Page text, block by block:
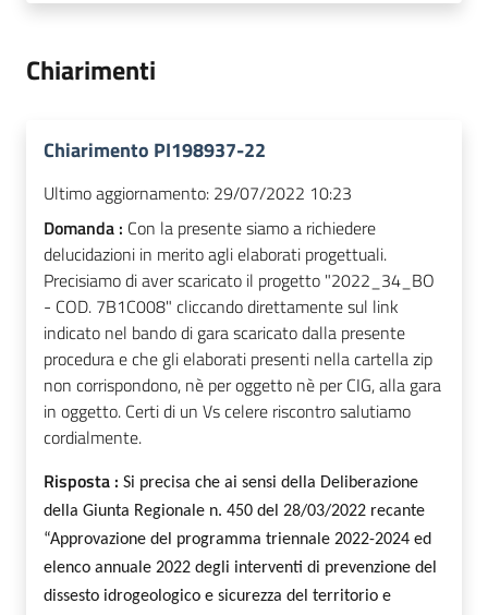
Chiarimenti
Chiarimento PI198937-22
Ultimo aggiornamento: 29/07/2022 10:23
Domanda : Con la presente siamo a richiedere
delucidazioni in merito agli elaborati progettuali.
Precisiamo di aver scaricato il progetto "2022_34_BO
- COD. 7B1C008" cliccando direttamente sul link
indicato nel bando di gara scaricato dalla presente
procedura e che gli elaborati presenti nella cartella zip
non corrispondono, nè per oggetto nè per CIG, alla gara
in oggetto. Certi di un Vs celere riscontro salutiamo
cordialmente.
Risposta : Si precisa che ai sensi della Deliberazione
della Giunta Regionale n. 450 del 28/03/2022 recante
“Approvazione del programma triennale 2022-2024 ed
elenco annuale 2022 degli interventi di prevenzione del
dissesto idrogeologico e sicurezza del territorio e